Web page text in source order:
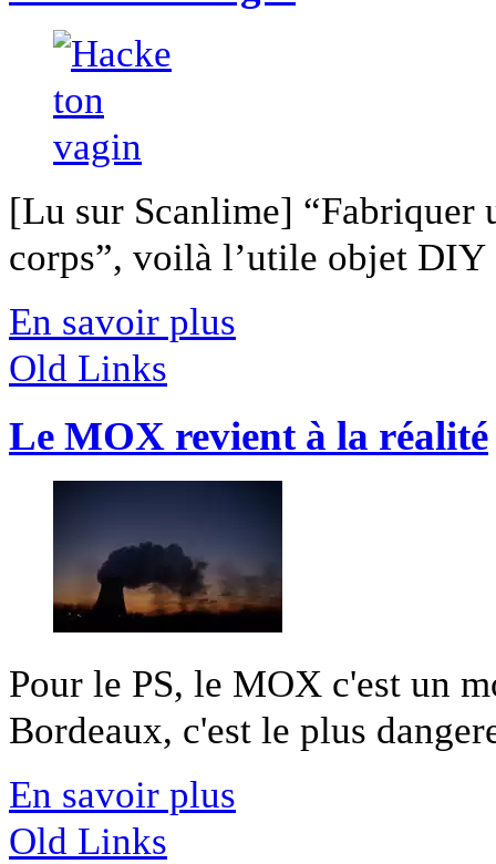
[Lu sur Scanlime] “Fabriquer
corps”, voilà l’utile objet
En savoir plus
Old Links
Le MOX revient à la réalité
Pour le PS, le MOX c'est un
Bordeaux, c'est le plus
En savoir plus
Old Links